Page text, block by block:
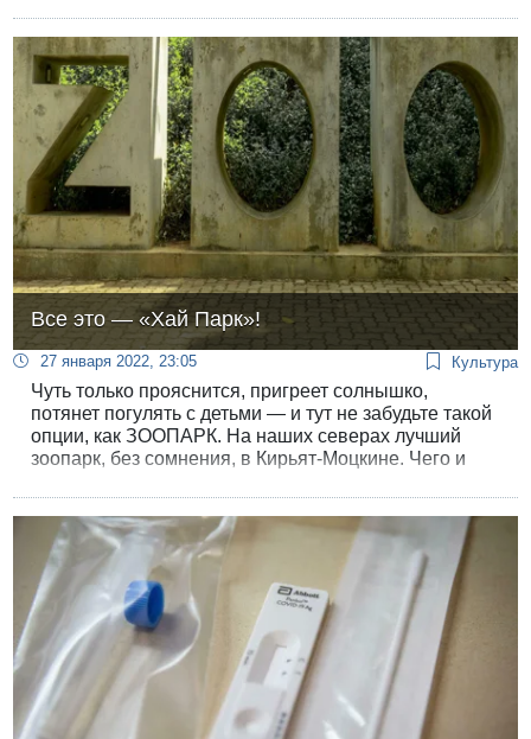
Все это — «Хай Парк»!
27 января 2022, 23:05 Культура
Чуть только прояснится, пригреет солнышко,
потянет погулять с детьми — и тут не забудьте такой
опции, как ЗООПАРК. На наших северах лучший
зоопарк, без сомнения, в Кирьят-Моцкине. Чего и
Зебры, жирафы, страусы, ламы, лемуры, кенгуру,
фламинго, пеликаны, попугаи, крокодилы, змеи,
ящерицы, пингвины — всех и не перечесть.